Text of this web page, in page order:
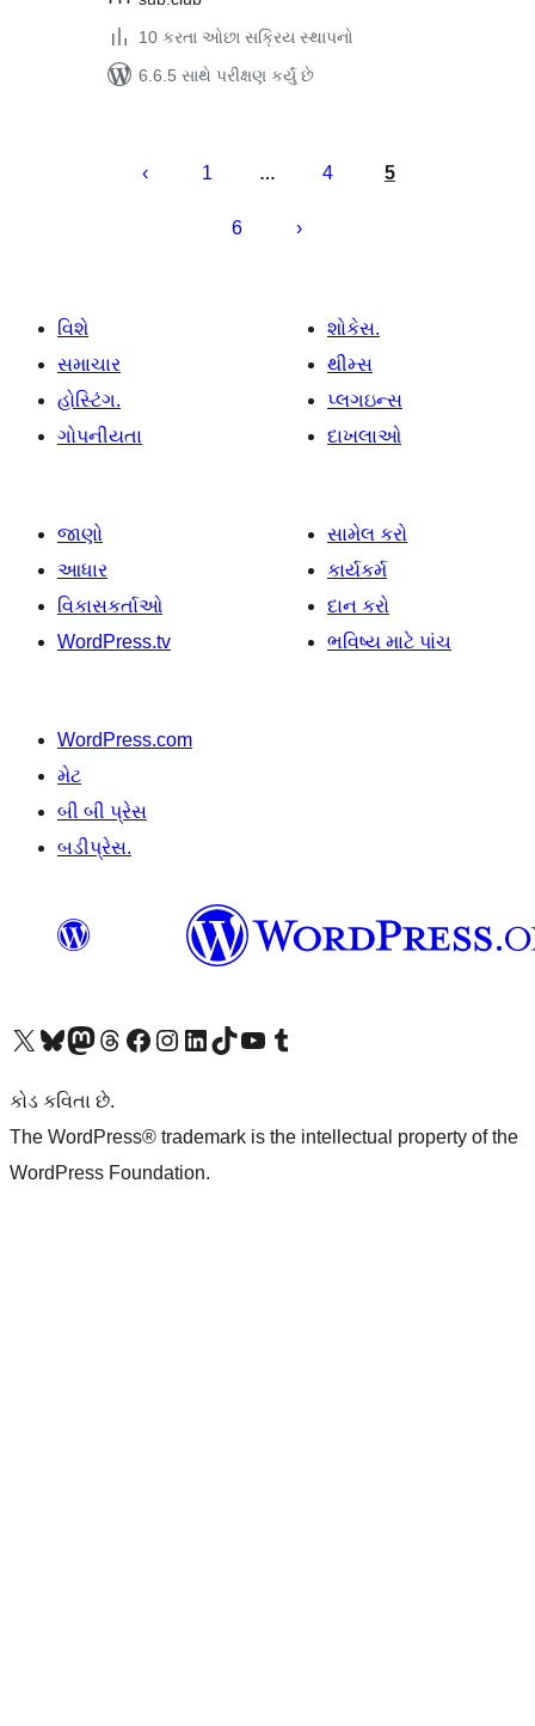
10 કરતા ઓછા સક્રિય સ્થાપનો
6.6.5 સાથે પરીક્ષણ કર્યું છે
પૃષ્ઠ
1 … 4 5
6
વિશે
સમાચાર
હોસ્ટિંગ.
ગોપનીયતા
શોકેસ.
થીમ્સ
પ્લગઇન્સ
દાખલાઓ
જાણો
આધાર
વિકાસકર્તાઓ
WordPress.tv
સામેલ કરો
કાર્યકર્મ
દાન કરો
ભવિષ્ય માટે પાંચ
WordPress.com
મેટ
બી બી પ્રેસ
બડીપ્રેસ.
અમારા X (અગાઉ ટ્વિટર) એકાઉન્ટની મુલાકાત લોઅમારા Bluesky એકાઉન્ટની મુલાકાત લોઅમારા માસ્ટોડોન એકાઉન્ટની મુલાકાત લોઅમારા Threads એકાઉન્ટની મુલાકાત લો અમારા ફેસબુક પેજની મુલાકાત લોઅમારા ઇન્સ્ટાગ્રામ એકાઉન્ટની મુલાકાત લો અમારા LinkedIn એકાઉન્ટની મુલાકાત લોઅમારા TikTok એકાઉન્ટની મુલાકાત લોઅમારી YouTube ચેનલની મુલાકાત લો અમારા Tumblr એકાઉન્ટની મુલાકાત લો
કોડ કવિતા છે.
The WordPress® trademark is the intellectual property of the
WordPress Foundation.